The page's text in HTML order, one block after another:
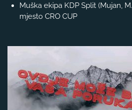
Muška ekipa KDP Split (Mujan,
mjesto CRO CUP